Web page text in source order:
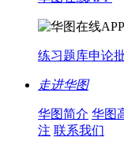
练习题库申论
走进华图
华图简介 华图
注 联系我们